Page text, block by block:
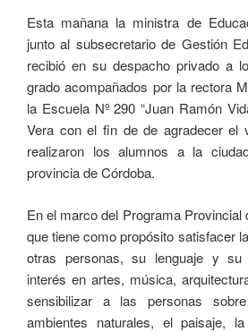
Esta mañana la ministra de
junto al subsecretario de Gestión
recibió en su despacho privado a
grado acompañados por la rectora
la Escuela Nº 290 “Juan Ramón
Vera con el fin de de agradecer el
realizaron los alumnos a la
provincia de Córdoba.
En el marco del Programa Provincial
que tiene como propósito satisfacer
otras personas, su lenguaje y su
interés en artes, música,
sensibilizar a las personas
ambientes naturales, el paisaje,